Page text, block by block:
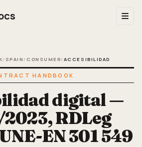
/ SPAIN / CONSUMER/ ACCESIBILIDAD
HANDBOOK
digital —
2023, RDLeg
EN 301 549